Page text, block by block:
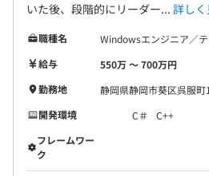
いた後、段階的にリーダー... 詳しく
職種名
Windowsエンジニア／テ
給与
550万 〜 700万円
勤務地
静岡県静岡市葵区呉服町
開発環境
C＃
C++
フレームワー
ク